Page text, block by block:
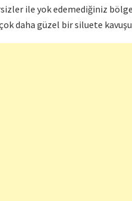
ile yok edemediğiniz
daha güzel bir siluete